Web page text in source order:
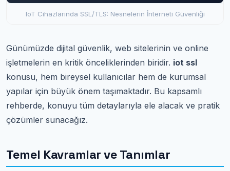
IoT Cihazlarında SSL/TLS: Nesnelerin İnterneti Güvenliği
Günümüzde dijital güvenlik, web sitelerinin ve online
işletmelerin en kritik önceliklerinden biridir. iot ssl
konusu, hem bireysel kullanıcılar hem de kurumsal
yapılar için büyük önem taşımaktadır. Bu kapsamlı
rehberde, konuyu tüm detaylarıyla ele alacak ve pratik
çözümler sunacağız.
Temel Kavramlar ve Tanımlar